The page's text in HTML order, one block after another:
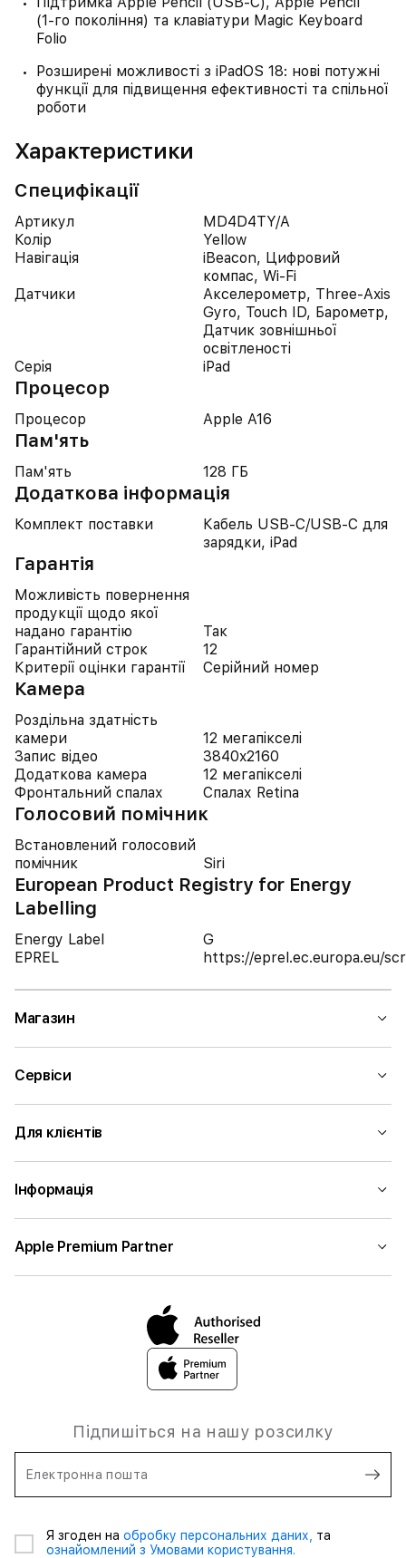
(1‑го покоління) та клавіатури Magic Keyboard
Folio
Розширені можливості з iPadOS 18: нові потужні
функції для підвищення ефективності та спільної
роботи
Характеристики
Специфікації
Артикул
MD4D4TY/A
Колір
Yellow
Навігація
iBeacon, Цифровий
компас, Wi-Fi
Датчики
Акселерометр, Three-Axis
Gyro, Touch ID, Барометр,
Датчик зовнішньої
освітленості
Серія
iPad
Процесор
Процесор Apple A16
Пам'ять
Пам'ять 128 ГБ
Додаткова інформація
Комплект поставки
Кабель USB‑C/USB‑C для
зарядки, iPad
Гарантія
Можливість повернення
продукції щодо якої
надано гарантію
Так
Гарантійний строк
12
Критерії оцінки гарантії
Серійний номер
Камера
Роздільна здатність
камери
12 мегапікселі
Запис відео
3840x2160
Додаткова камера
12 мегапікселі
Фронтальний спалах
Спалах Retina
Голосовий помічник
Встановлений голосовий
помічник
Siri
European Product Registry for Energy
Labelling
Energy Label
G
EPREL
https://eprel.ec.europa.eu/
Магазин
Сервіси
Для клієнтів
Інформація
Apple Premium Partner
Підпишіться на нашу розсилку
Електронна пошта
Я згоден на обробку персональних даних, та
ознайомлений з Умовами користування.